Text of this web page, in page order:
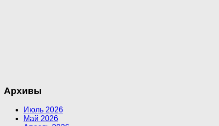
Архивы
Июль 2026
Май 2026